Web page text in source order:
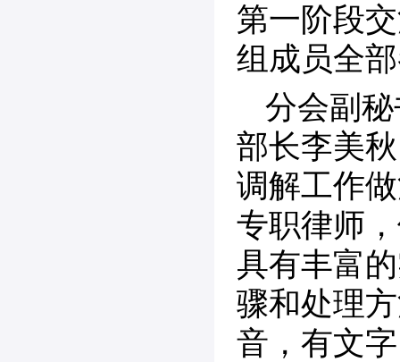
第一阶段
组成员全
分会副
部长李美
调解工作
专职律师
具有丰富
骤和处理
音，有文